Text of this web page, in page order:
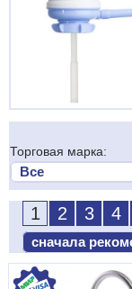
Торговая марка:
1 2 3 4